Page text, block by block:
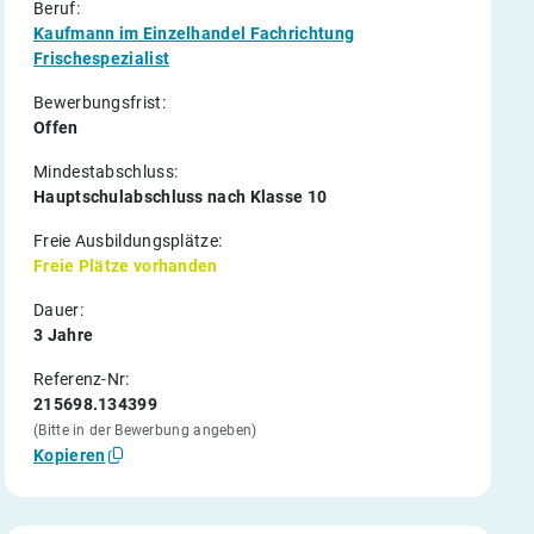
Beruf:
Kaufmann im Einzelhandel Fachrichtung
Frischespezialist
Bewerbungsfrist:
Offen
Mindestabschluss:
Hauptschulabschluss nach Klasse 10
Freie Ausbildungsplätze:
Freie Plätze vorhanden
Dauer:
3 Jahre
Referenz-Nr:
215698.134399
(Bitte in der Bewerbung angeben)
Kopieren